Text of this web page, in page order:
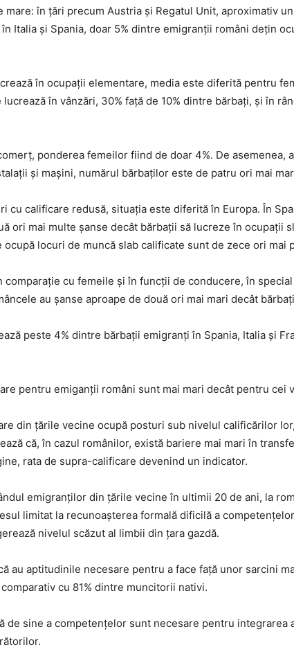
în țări precum Austria și Regatul Unit, aproximativ
​​Italia și Spania, doar 5% dintre emigranții români dețin
în ocupații elementare, media este diferită pentru
în vânzări, 30% față de 10% dintre bărbați, și în
ponderea femeilor fiind de doar 4%. De asemenea,
și mașini, numărul bărbaților este de patru ori mai
cu calificare redusă, situația este diferită în Europa. În
ori mai multe șanse decât bărbații să lucreze în ocupații
locuri de muncă slab calificate sunt de zece ori mai
cu femeile și în funcții de conducere, în
au șanse aproape de două ori mai mari decât
peste 4% dintre bărbații emigranți în Spania, Italia și
pentru emiganții români sunt mai mari decât pentru cei
din țările vecine ocupă posturi sub nivelul calificărilor
că, în cazul românilor, există bariere mai mari în
rata de supra-calificare devenind un indicator.
emigranților din țările vecine în ultimii 20 de ani, la
limitat la recunoașterea formală dificilă a
nivelul scăzut al limbii din țara gazdă.
au aptitudinile necesare pentru a face față unor sarcini
cu 81% dintre muncitorii nativi.
sine a competențelor sunt necesare pentru integrarea